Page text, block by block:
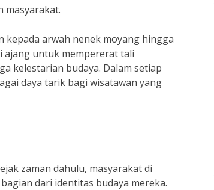
masyarakat.
kepada arwah nenek moyang hingga
ajang untuk mempererat tali
kelestarian budaya. Dalam setiap
daya tarik bagi wisatawan yang
zaman dahulu, masyarakat di
dari identitas budaya mereka.